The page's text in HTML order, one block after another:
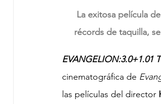
La exitosa película
récords de taquilla,
EVANGELION:3.0+1.01
cinematográfica de
las películas del director